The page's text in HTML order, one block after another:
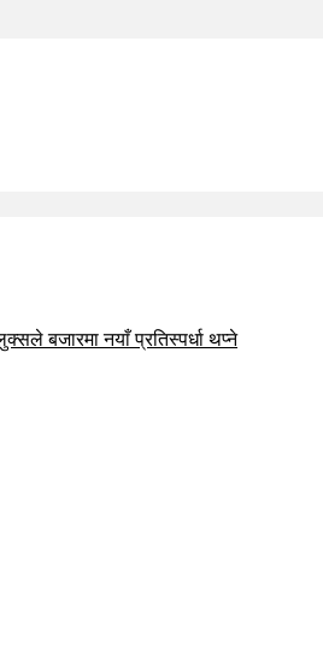
बजारमा नयाँ प्रतिस्पर्धा थप्ने